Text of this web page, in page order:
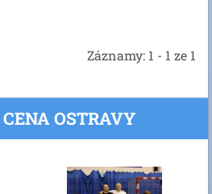
Záznamy: 1 - 1 ze 1
OSTRAVY